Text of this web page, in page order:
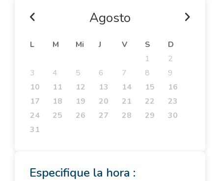
Agosto
L M Mi J V S
D
1
2
3
4 5 6 7 8
9
10
11 12 13 14 15
16
17
18 19 20 21 22
23
24
25 26 27 28 29
30
31
Especifique la hora :